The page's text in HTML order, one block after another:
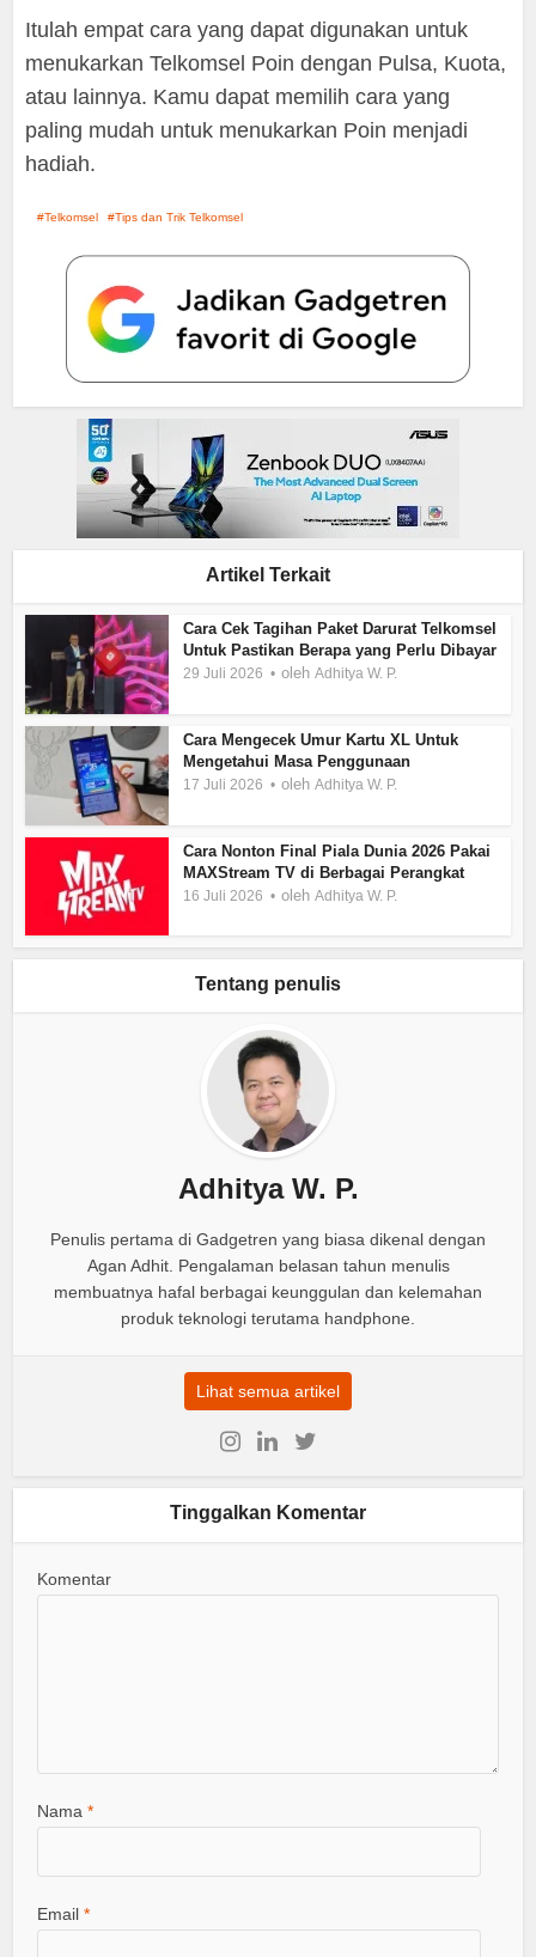
Itulah empat cara yang dapat digunakan untuk
menukarkan Telkomsel Poin dengan Pulsa, Kuota,
atau lainnya. Kamu dapat memilih cara yang
paling mudah untuk menukarkan Poin menjadi
hadiah.
Telkomsel Tips dan Trik Telkomsel
Artikel Terkait
Cara Cek Tagihan Paket Darurat Telkomsel
Untuk Pastikan Berapa yang Perlu Dibayar
29 Juli 2026 olehAdhitya W. P.
Cara Mengecek Umur Kartu XL Untuk
Mengetahui Masa Penggunaan
17 Juli 2026 olehAdhitya W. P.
Cara Nonton Final Piala Dunia 2026 Pakai
MAXStream TV di Berbagai Perangkat
16 Juli 2026 olehAdhitya W. P.
Tentang penulis
Adhitya W. P.
Penulis pertama di Gadgetren yang biasa dikenal dengan
Agan Adhit. Pengalaman belasan tahun menulis
membuatnya hafal berbagai keunggulan dan kelemahan
produk teknologi terutama handphone.
Lihat semua artikel
Tinggalkan Komentar
Komentar
Nama*
Email*